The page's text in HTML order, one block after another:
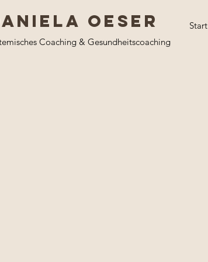
Oeser
Coaching & Gesundheitscoaching
Start